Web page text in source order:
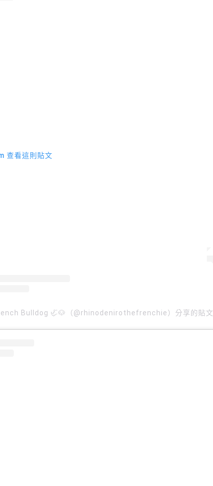
查看這則貼文
Bulldog 🦏🐶（@rhinodenirothefrenchie）分享的貼文